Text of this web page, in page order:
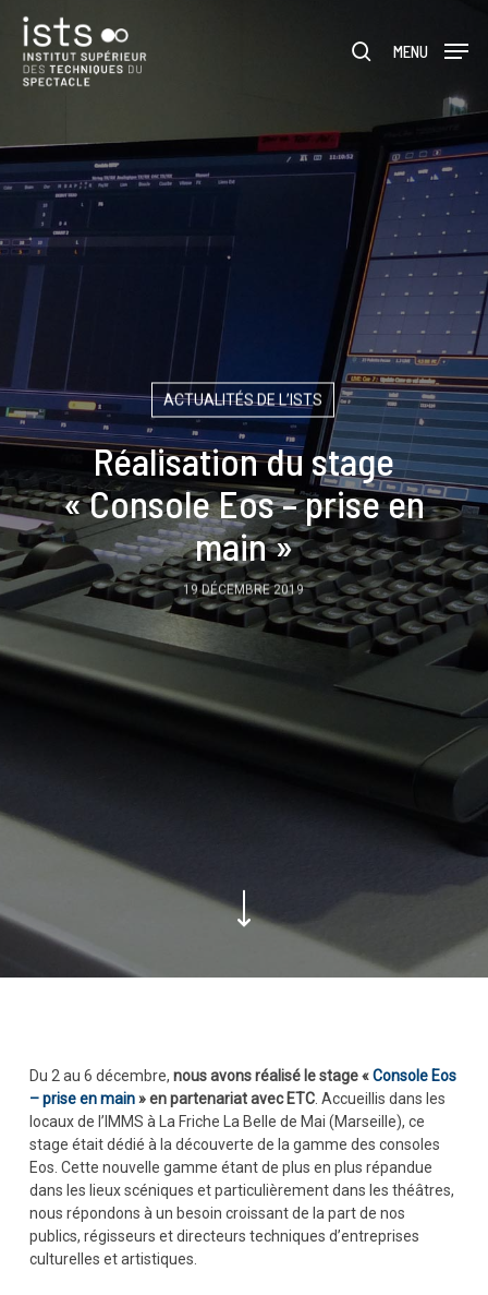
main
content
rechercher
MENU
ACTUALITÉS DE L’ISTS
Réalisation du stage
« Console Eos – prise en
main »
19 DÉCEMBRE 2019
Du 2 au 6 décembre, nous avons réalisé le stage «Console Eos
– prise en main» en partenariat avec ETC. Accueillis dans les
locaux de l’IMMS à La Friche La Belle de Mai (Marseille), ce
stage était dédié à la découverte de la gamme des consoles
Eos. Cette nouvelle gamme étant de plus en plus répandue
dans les lieux scéniques et particulièrement dans les théâtres,
nous répondons à un besoin croissant de la part de nos
publics, régisseurs et directeurs techniques d’entreprises
culturelles et artistiques.